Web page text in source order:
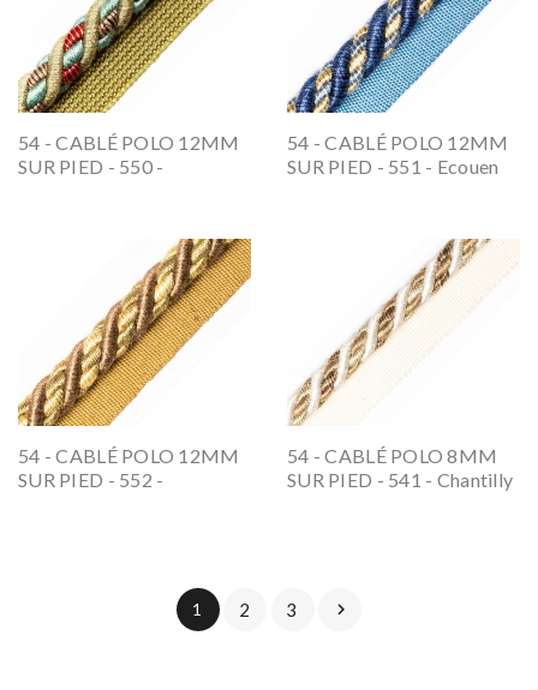
54 - CABLÉ POLO 12MM
SUR PIED - 550 -
54 - CABLÉ POLO 12MM
SUR PIED - 551 - Ecouen
54 - CABLÉ POLO 12MM
SUR PIED - 552 -
54 - CABLÉ POLO 8MM
SUR PIED - 541 - Chantilly
1 2 3 